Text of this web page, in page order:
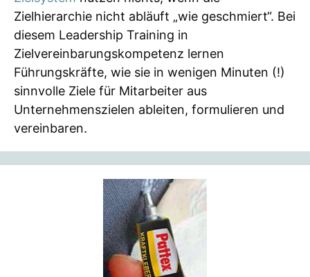
Zielhierarchie nicht abläuft „wie geschmiert“. Bei
diesem Leadership Training in
Zielvereinbarungskompetenz lernen
Führungskräfte, wie sie in wenigen Minuten (!)
sinnvolle Ziele für Mitarbeiter aus
Unternehmenszielen ableiten, formulieren und
vereinbaren.